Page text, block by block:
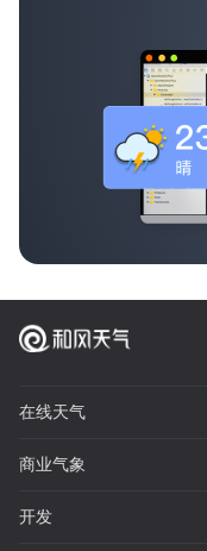
在线天气
商业气象
开发